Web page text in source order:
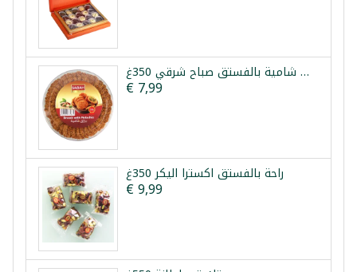
برازق شامية بالفستق صباح شرقي 350غ
€ 7,99
راحة بالفستق اكسترا اليكر 350غ
€ 9,99